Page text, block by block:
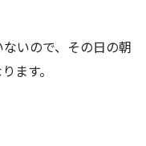
いので、その日の朝
ます。